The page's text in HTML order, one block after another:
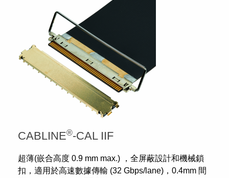
CABLINE®-CAL IIF
超薄(嵌合高度 0.9 mm max.) ，全屏蔽設計和機械鎖
扣，適用於高速數據傳輸 (32 Gbps/lane)，0.4mm 間